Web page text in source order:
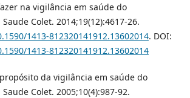
na vigilância em saúde do
Colet. 2014;19(12):4617-26.
1413-812320141912.13602014. DOI:
1413-812320141912.13602014
da vigilância em saúde do
Colet. 2005;10(4):987-92.